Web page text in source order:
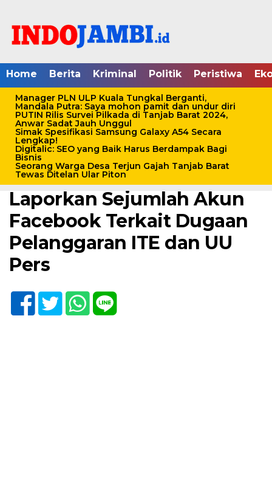
Home Berita Kriminal Politik Peristiwa
Manager PLN ULP Kuala Tungkal Berganti,
Mandala Putra: Saya mohon pamit dan undur diri
PUTIN Rilis Survei Pilkada di Tanjab Barat 2024,
Anwar Sadat Jauh Unggul
Simak Spesifikasi Samsung Galaxy A54 Secara
Lengkap!
Digitalic: SEO yang Baik Harus Berdampak Bagi
Bisnis
Seorang Warga Desa Terjun Gajah Tanjab Barat
Tewas Ditelan Ular Piton
Home /Berita/Tanjab Barat
Selasa, 28 Oktober 2025 - 21:20 WIB
Pemred Searah.co
Laporkan Sejumlah Akun
Facebook Terkait Dugaan
Pelanggaran ITE dan UU
Pers